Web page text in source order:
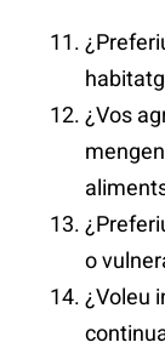
¿Vos
o
¿Voleu